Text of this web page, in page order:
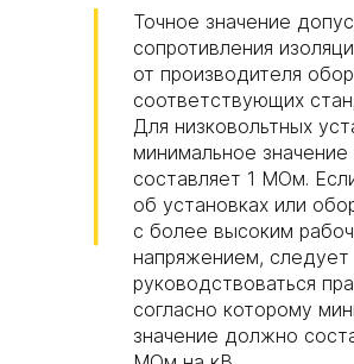
Точное значение
сопротивления
от производителя
соответствующих
Для низковольтных
минимальное
составляет 1 МОм.
об установках или
с более высоким
напряжением, следует
руководствоваться
согласно которому
значение должно